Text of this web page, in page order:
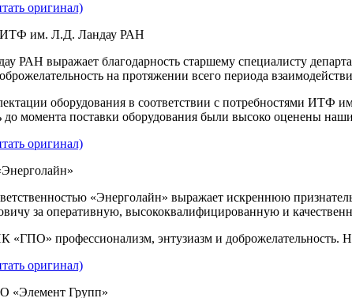
оригинал)
ИТФ им. Л.Д. Ландау РАН
выражает благодарность старшему специалисту
на протяжении всего периода
оборудования в соответствии с потребностями ИТФ
до момента поставки оборудования были высоко оценены
оригинал)
«Энерголайн» выражает искреннюю
за оперативную, высококвалифицированную и
профессионализм, энтузиазм и доброжелательность.
оригинал)
«Элемент Групп»